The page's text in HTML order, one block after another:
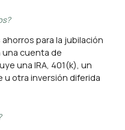
para la jubilación
cuenta de
una IRA, 401(k), un
u otra inversión diferida